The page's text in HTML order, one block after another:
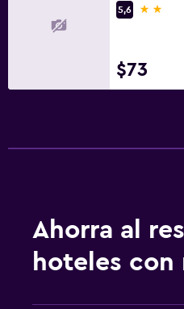
5,6
2
$73
Ahorra al
hoteles